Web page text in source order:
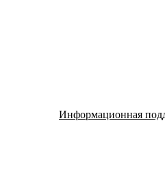
Информационная